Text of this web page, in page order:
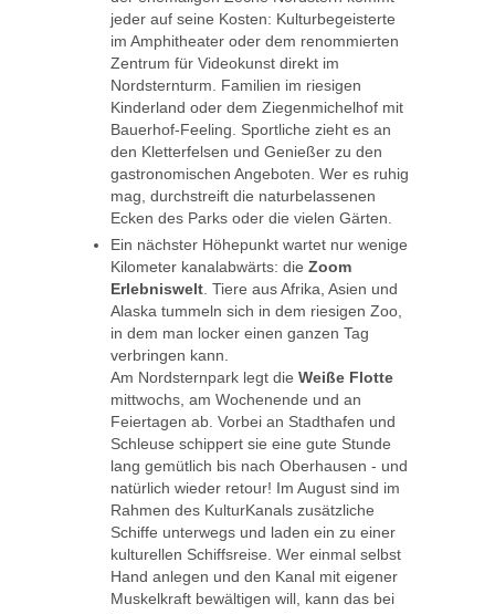
jeder auf seine Kosten: Kulturbegeisterte
im Amphitheater oder dem renommierten
Zentrum für Videokunst direkt im
Nordsternturm. Familien im riesigen
Kinderland oder dem Ziegenmichelhof mit
Bauerhof-Feeling. Sportliche zieht es an
den Kletterfelsen und Genießer zu den
gastronomischen Angeboten. Wer es ruhig
mag, durchstreift die naturbelassenen
Ecken des Parks oder die vielen Gärten.
Ein nächster Höhepunkt wartet nur wenige
Kilometer kanalabwärts: die Zoom
Erlebniswelt. Tiere aus Afrika, Asien und
Alaska tummeln sich in dem riesigen Zoo,
in dem man locker einen ganzen Tag
verbringen kann.
Am Nordsternpark legt die Weiße Flotte
mittwochs, am Wochenende und an
Feiertagen ab. Vorbei an Stadthafen und
Schleuse schippert sie eine gute Stunde
lang gemütlich bis nach Oberhausen - und
natürlich wieder retour! Im August sind im
Rahmen des KulturKanals zusätzliche
Schiffe unterwegs und laden ein zu einer
kulturellen Schiffsreise. Wer einmal selbst
Hand anlegen und den Kanal mit eigener
Muskelkraft bewältigen will, kann das bei